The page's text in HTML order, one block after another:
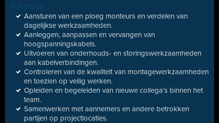
Aansturen van een ploeg monteurs en verdelen van
dagelijkse werkzaamheden.
Aanleggen, aanpassen en vervangen van
hoogspanningskabels.
Uitvoeren van onderhouds- en storingswerkzaamheden
aan kabelverbindingen.
Controleren van de kwaliteit van montagewerkzaamheden
en toezien op veilig werken.
Opleiden en begeleiden van nieuwe collega’s binnen het
team.
Samenwerken met aannemers en andere betrokken
partijen op projectlocaties.